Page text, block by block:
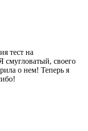
тест на
смугловатый, своего
о нем! Теперь я